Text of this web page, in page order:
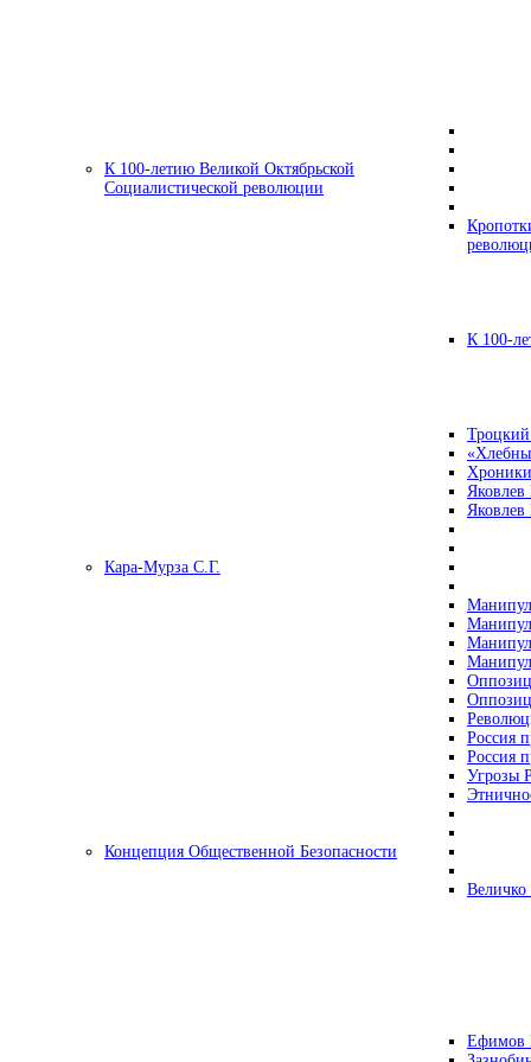
К 100-летию Великой Октябрьской
Социалистической революции
К 100-
Кара-Мурза С.Г.
Россия
Россия
Угрозы
Концепция Общественной Безопасности
Ефимов